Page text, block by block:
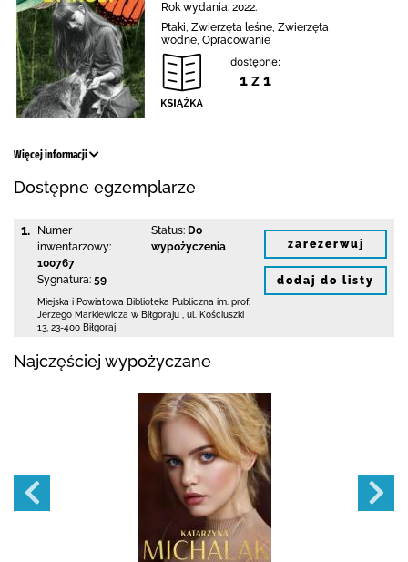
Rok wydania: 2022.
Ptaki, Zwierzęta leśne, Zwierzęta
wodne, Opracowanie
dostępne:
1 z 1
Więcej informacji
Dostępne egzemplarze
1.
Numer
inwentarzowy:
100767
Sygnatura: 59
Status: Do
wypożyczenia
Miejska i Powiatowa Biblioteka Publiczna im. prof.
Jerzego Markiewicza w Biłgoraju
ul. Kościuszki
13 23-400 Biłgoraj
zarezerwuj
dodaj do listy
Najczęściej wypożyczane